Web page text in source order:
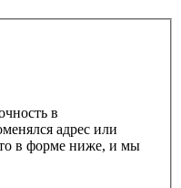
в
адрес или
в форме ниже, и мы